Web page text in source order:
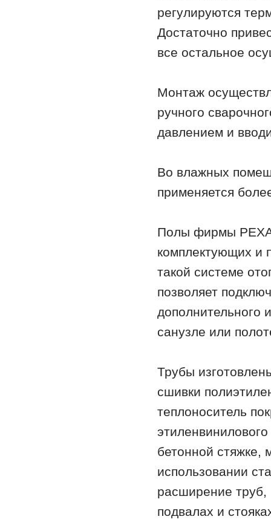
регулируются
Достаточно
все остальное
Монтаж
ручного
давлением и
Во влажных
применяется
Полы фирмы РЕХАУ
комплектующих и
такой системе
позволяет
дополнительного
санузле или
Трубы
сшивки
теплоноситель
бетонной стяжке,
использовании
расширение труб,
подвалах и